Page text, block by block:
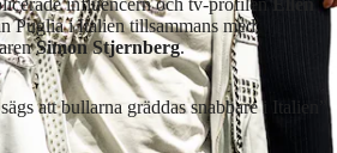
influencern och tv-profilen Ellen
Puglia i Italien tillsammans med
Simon Stjernberg.
att bullarna gräddas snabbare i Italien”